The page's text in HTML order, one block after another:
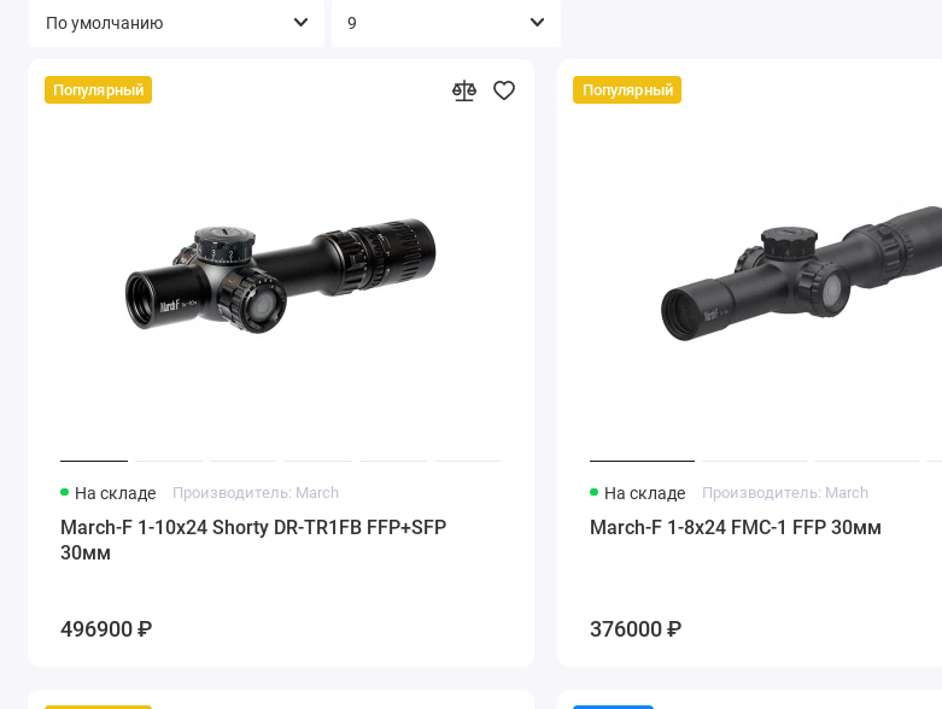
Популярный
На складе Производитель: March
March-F 1-10x24 Shorty DR-TR1FB FFP+SFP
30мм
496900 ₽
Популярный
На складе Производитель: March
March-F 1-8x24 FMC-1 FFP 30мм
376000 ₽